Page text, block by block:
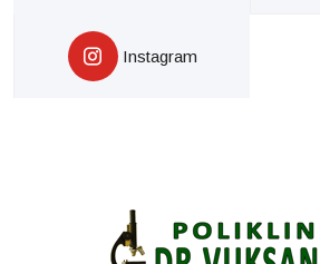
Instagram